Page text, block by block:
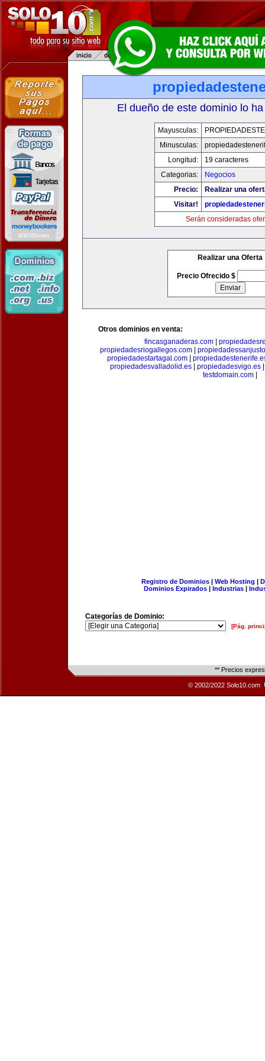
El dueño de este dominio lo
Mayusculas:
Minusculas:
Longitud:
19 caracteres
Categorias:
Negocios
Precio:
Realizar una
Visitar!
Serán consideradas
Realizar una Oferta
Precio Ofrecido $
Otros dominios en venta:
fincasganaderas.com|
propiedadesriogallegos.com|
propiedadestartagal.com|
propiedadesvalladolid.es
propiedadesvigo.es
testdomain.com
Registro de Dominios| Web Hosting |
Dominios Expirados | Industrias |
Categorías de Dominio:
[Pág.
** Precios
© 2002/2022 Solo10.com